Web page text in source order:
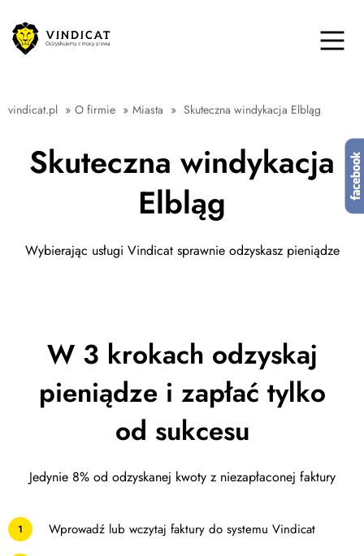
vindicat.pl » O firmie » Miasta » Skuteczna windykacja Elbląg
Skuteczna windykacja
Elbląg
Wybierając usługi Vindicat sprawnie odzyskasz pieniądze
W 3 krokach odzyskaj
pieniądze i zapłać tylko
od sukcesu
Jedynie 8% od odzyskanej kwoty z niezapłaconej faktury
1 Wprowadź lub wczytaj faktury do systemu Vindicat